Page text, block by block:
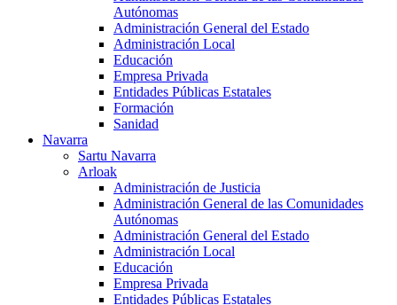
Autónomas
Administración General del Estado
Administración Local
Educación
Empresa Privada
Entidades Públicas Estatales
Formación
Sanidad
Navarra
Sartu Navarra
Arloak
Administración de Justicia
Administración General de las Comunidades
Autónomas
Administración General del Estado
Administración Local
Educación
Empresa Privada
Entidades Públicas Estatales